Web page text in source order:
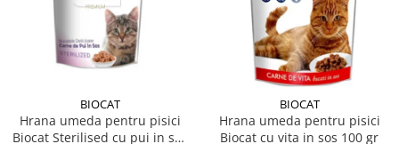
BIOCAT
Hrana umeda pentru pisici
Biocat Sterilised cu pui in sos
BIOCAT
Hrana umeda pentru pisici
Biocat cu vita in sos 100 gr